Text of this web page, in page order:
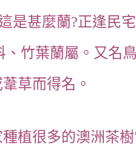
是甚麼蘭?正逢民
、竹葉蘭屬。又名
草而得名。
植很多的澳洲茶